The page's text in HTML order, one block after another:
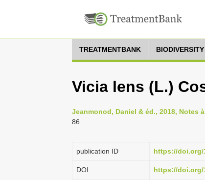
TREATMENTBANK
Vicia lens (L.)
Jeanmonod, Daniel & éd., 2018, Notes
86
publication ID https://doi.org/
DOI https://doi.org/